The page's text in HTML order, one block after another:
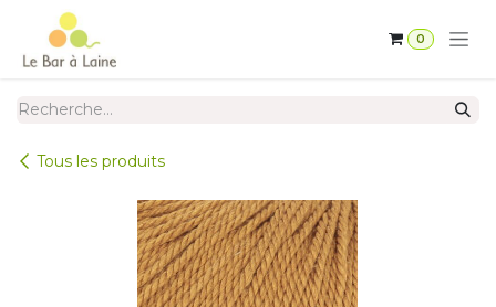
Se rendre au contenu
0
Tous les produits